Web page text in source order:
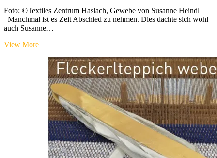
Foto: ©Textiles Zentrum Haslach, Gewebe von Susanne Heindl
Manchmal ist es Zeit Abschied zu nehmen. Dies dachte sich wohl
auch Susanne…
View MoreZartes
Sonderausstellung
Textilen
Zentrum
Haslach